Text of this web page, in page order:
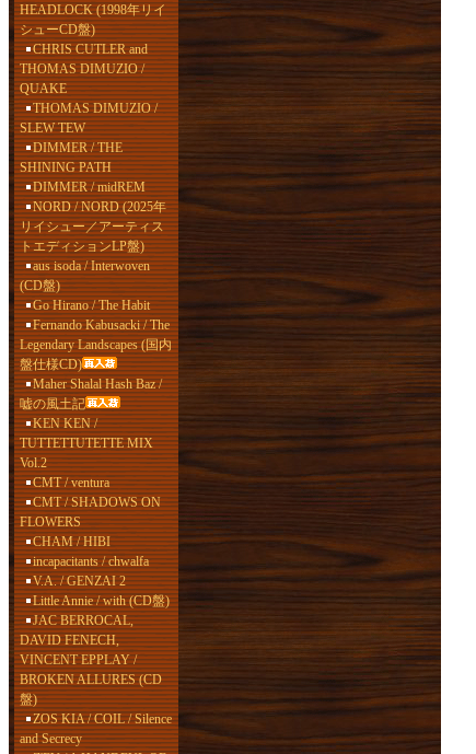
HEADLOCK (1998年リイ
シューCD盤)
CHRIS CUTLER and
THOMAS DIMUZIO /
QUAKE
THOMAS DIMUZIO /
SLEW TEW
DIMMER / THE
SHINING PATH
DIMMER / midREM
NORD / NORD (2025年
リイシュー／アーティス
トエディションLP盤)
aus isoda / Interwoven
(CD盤)
Go Hirano / The Habit
Fernando Kabusacki / The
Legendary Landscapes (国内
盤仕様CD)
Maher Shalal Hash Baz /
嘘の風土記
KEN KEN /
TUTTETTUTETTE MIX
Vol.2
CMT / ventura
CMT / SHADOWS ON
FLOWERS
CHAM / HIBI
incapacitants / chwalfa
V.A. / GENZAI 2
Little Annie / with (CD盤)
JAC BERROCAL,
DAVID FENECH,
VINCENT EPPLAY /
BROKEN ALLURES (CD
盤)
ZOS KIA / COIL / Silence
and Secrecy